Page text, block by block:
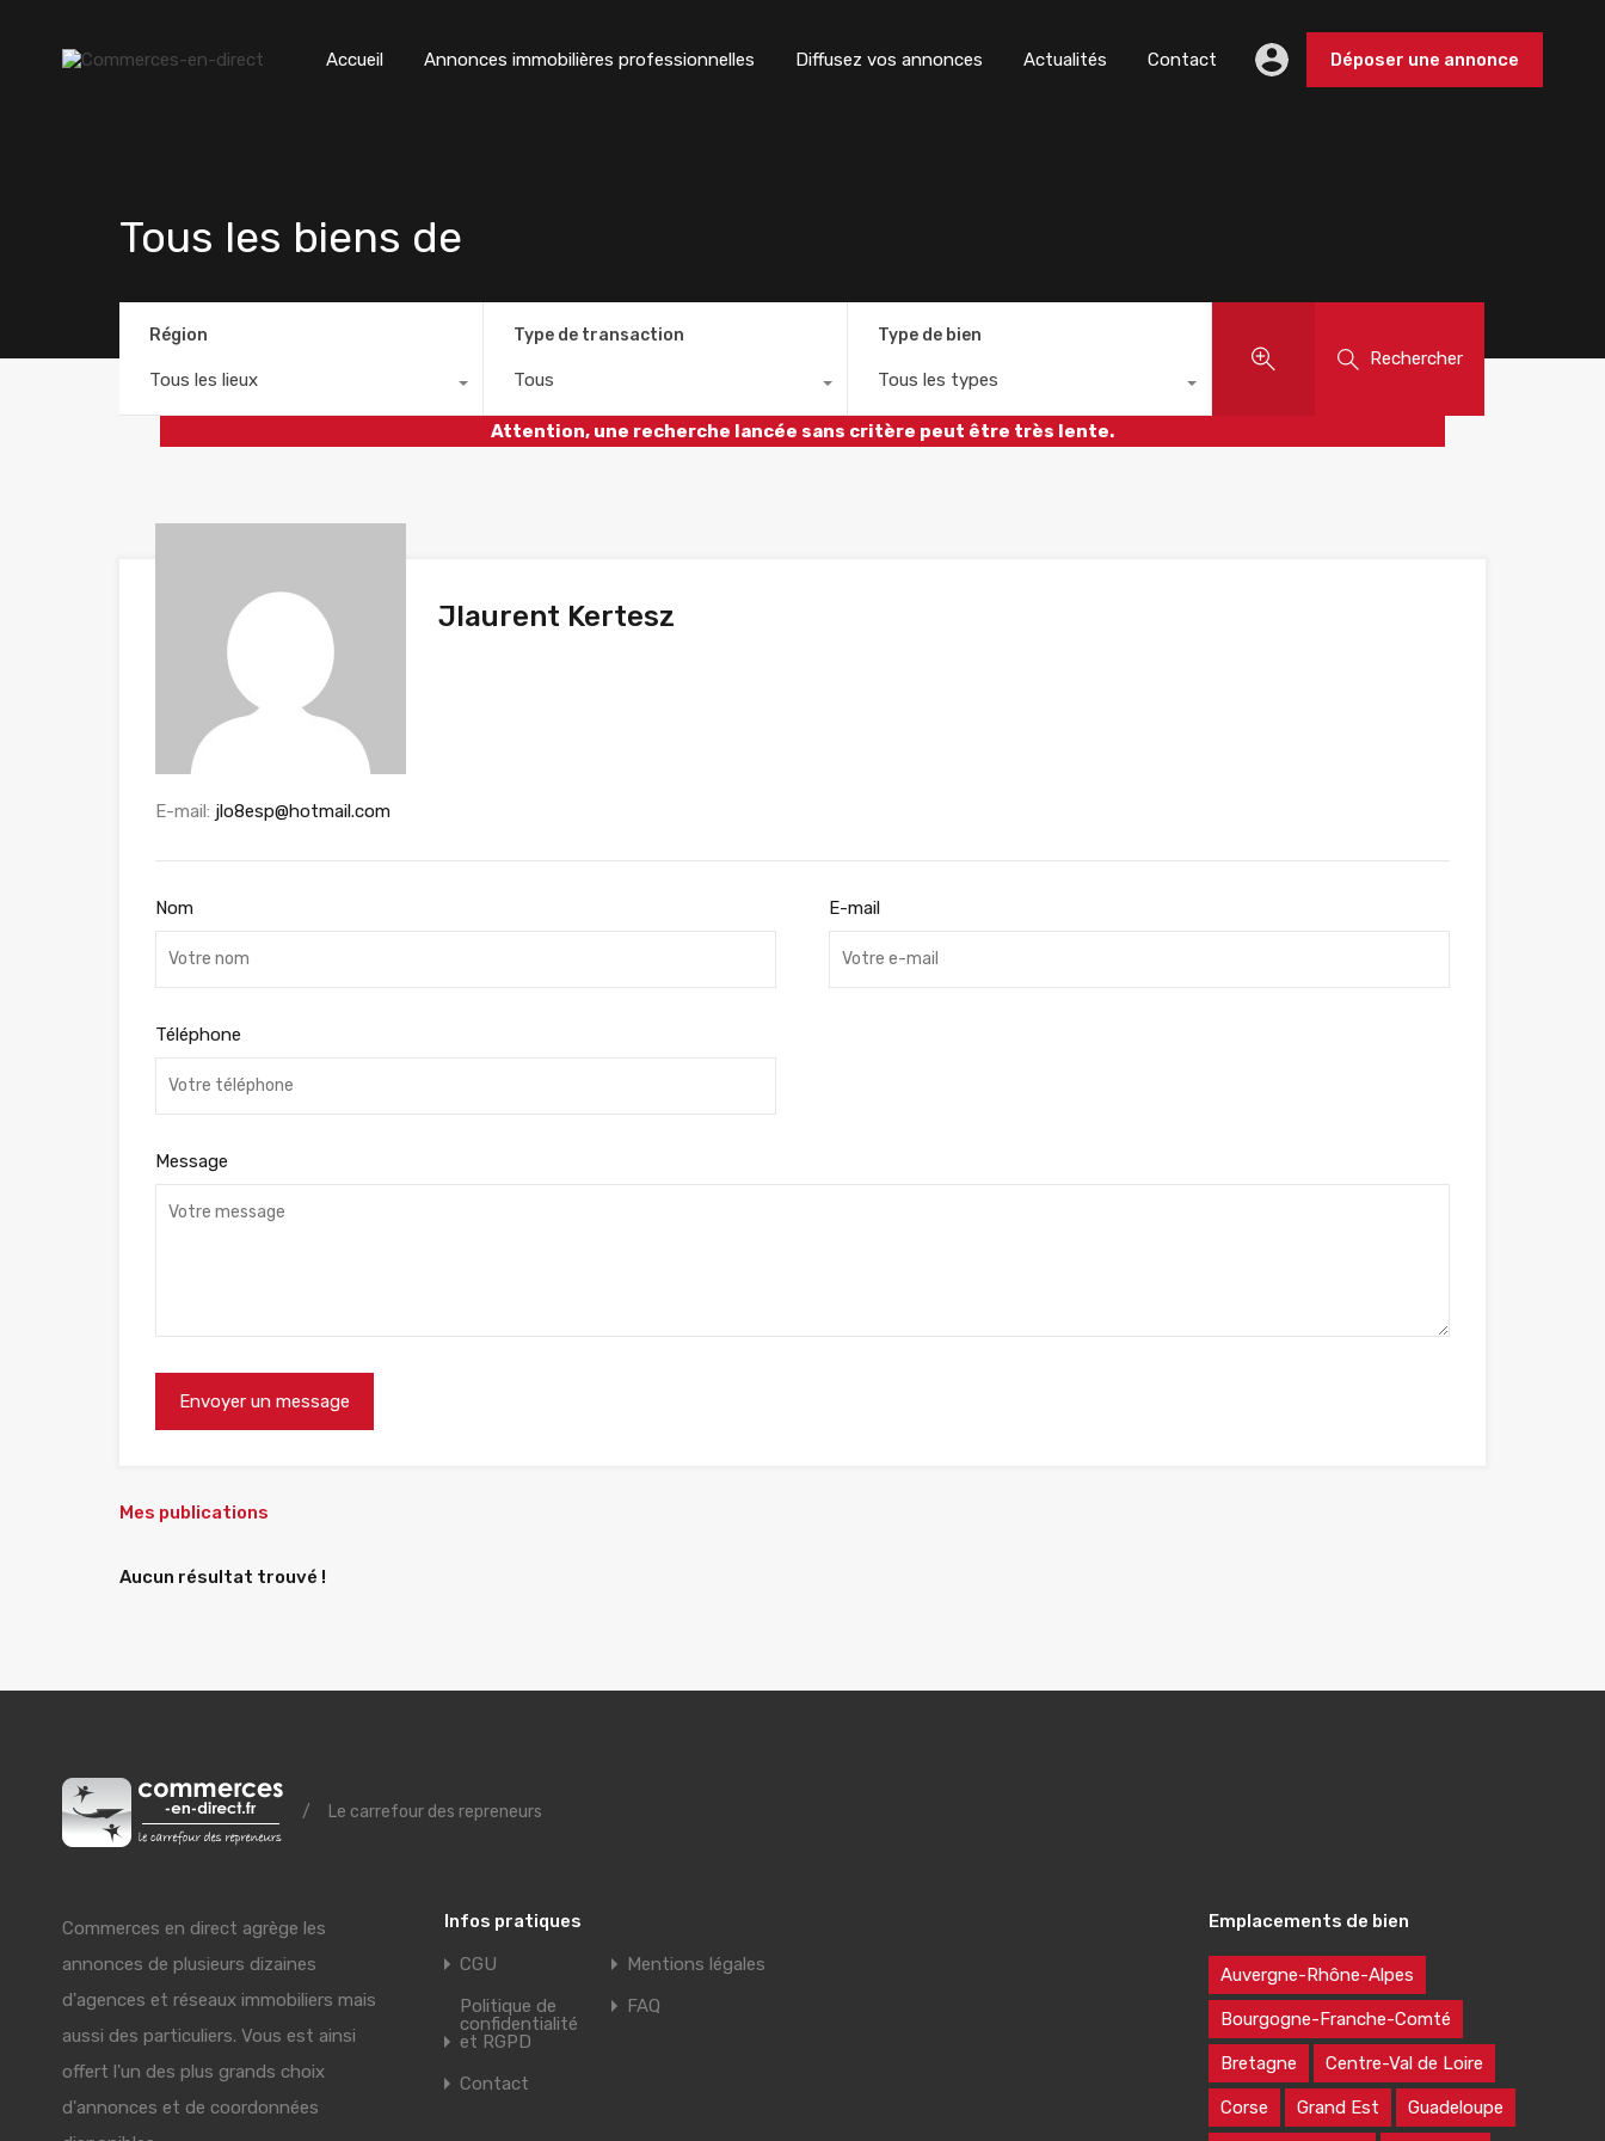
Accueil Annonces immobilières professionnelles Diffusez vos annonces Actualités Contact Déposer une annonce
Tous les biens de
Région
Tous les lieux
Type de transaction
Tous
Type de bien
Tous les types
Rechercher
Attention, une recherche lancée sans critère peut être très lente.
Jlaurent Kertesz
E-mail: jlo8esp@hotmail.com
Nom E-mail
Téléphone
Message
Mes publications
Aucun résultat trouvé !
/ Le carrefour des repreneurs
Commerces en direct agrège les
annonces de plusieurs dizaines
d'agences et réseaux immobiliers mais
aussi des particuliers. Vous est ainsi
offert l'un des plus grands choix
d'annonces et de coordonnées
Infos pratiques
CGU
Mentions légales
Politique de
confidentialité
et RGPD
FAQ
Contact
Emplacements de bien
Auvergne-Rhône-Alpes
Bourgogne-Franche-Comté
Bretagne Centre-Val de Loire
Corse Grand Est Guadeloupe